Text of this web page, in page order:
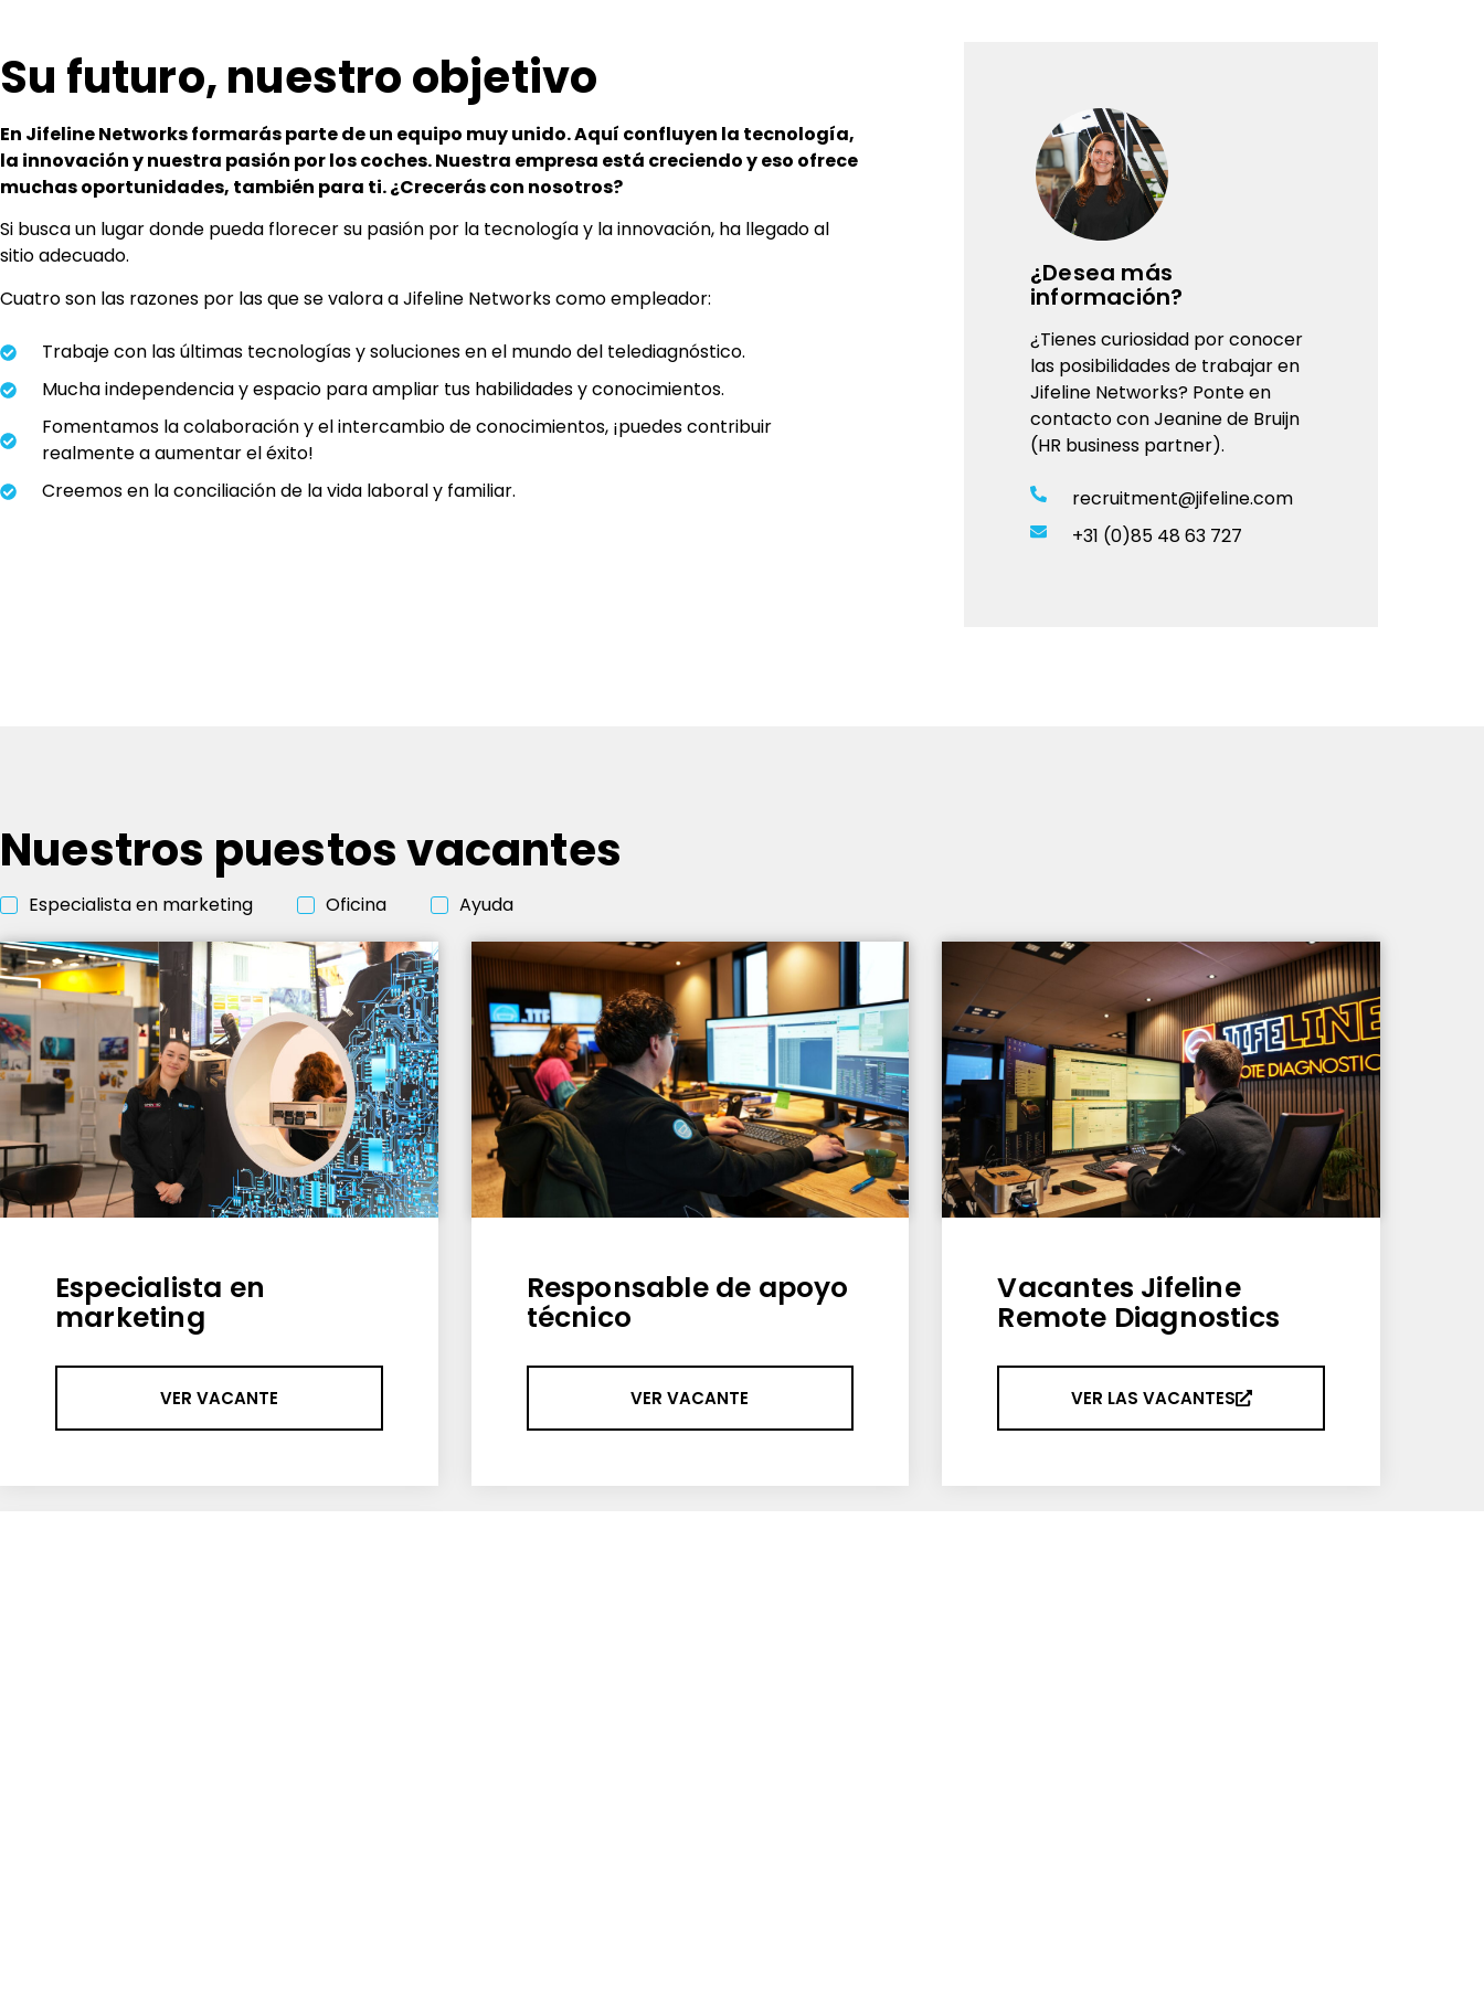
Su futuro, nuestro objetivo
En Jifeline Networks formarás parte de un equipo muy unido. Aquí confluyen la tecnología,
la innovación y nuestra pasión por los coches. Nuestra empresa está creciendo y eso ofrece
muchas oportunidades, también para ti. ¿Crecerás con nosotros?
Si busca un lugar donde pueda florecer su pasión por la tecnología y la innovación, ha llegado al
sitio adecuado.
Cuatro son las razones por las que se valora a Jifeline Networks como empleador:
Trabaje con las últimas tecnologías y soluciones en el mundo del telediagnóstico.
Mucha independencia y espacio para ampliar tus habilidades y conocimientos.
Fomentamos la colaboración y el intercambio de conocimientos, ¡puedes contribuir
realmente a aumentar el éxito!
Creemos en la conciliación de la vida laboral y familiar.
¿Desea más
información?
¿Tienes curiosidad por conocer
las posibilidades de trabajar en
Jifeline Networks? Ponte en
contacto con Jeanine de Bruijn
(HR business partner).
recruitment@jifeline.com
+31 (0)85 48 63 727
Nuestros puestos vacantes
Especialista en marketing Oficina Ayuda
Especialista en
marketing
VER VACANTE
Responsable de apoyo
técnico
VER VACANTE
Vacantes Jifeline
Remote Diagnostics
VER LAS VACANTES